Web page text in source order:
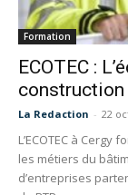
Formation
ECOTEC :
construction
La Redaction - 22
L’ECOTEC à
les métiers du
d’entreprises